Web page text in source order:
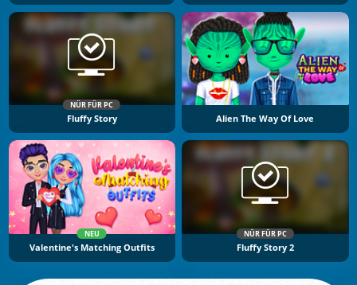
NÜR FÜR PC
Fluffy Story Alien The Way Of Love
NEU
Valentine's Matching Outfits
NÜR FÜR PC
Fluffy Story 2